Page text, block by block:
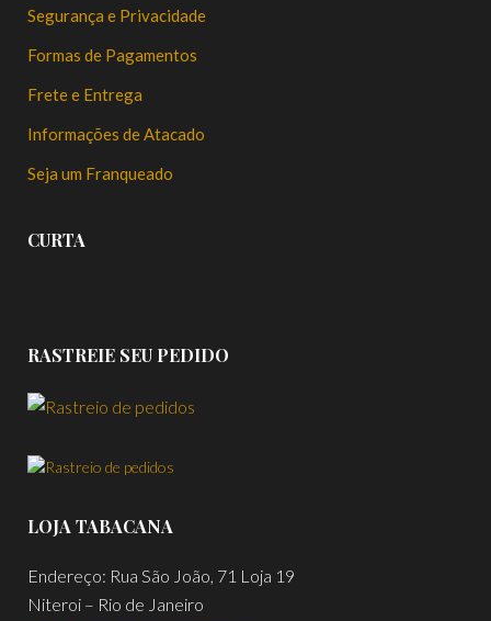
Segurança e Privacidade
Formas de Pagamentos
Frete e Entrega
Informações de Atacado
Seja um Franqueado
CURTA
RASTREIE SEU PEDIDO
LOJA TABACANA
Endereço: Rua São João, 71 Loja 19
Niteroi – Rio de Janeiro